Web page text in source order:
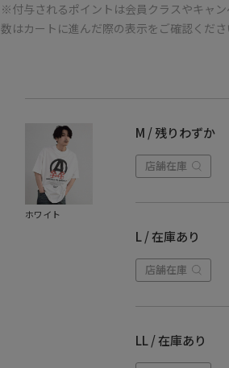
※付与されるポイントは会員クラスやキャ
数はカートに進んだ際の表示をご確認くださ
ホワイト
M / 残りわずか
店舗在庫
L / 在庫あり
店舗在庫
LL / 在庫あり